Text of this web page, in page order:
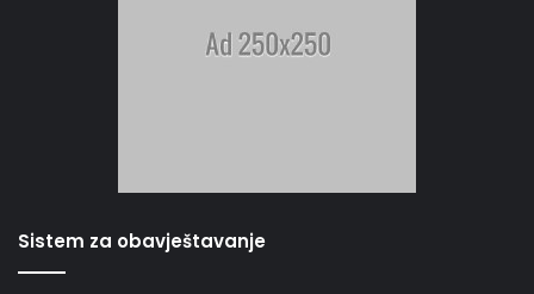
Sistem za obavještavanje